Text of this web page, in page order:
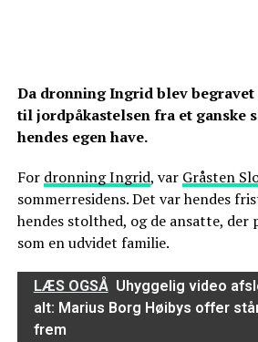
Da dronning Ingrid blev begravet
til jordpåkastelsen fra et ganske
hendes egen have.
For dronning Ingrid, var Gråsten
sommerresidens. Det var hendes
hendes stolthed, og de ansatte, der
som en udvidet familie.
LÆS OGSÅ Uhyggelig video
alt: Marius Borg Høibys offer
frem